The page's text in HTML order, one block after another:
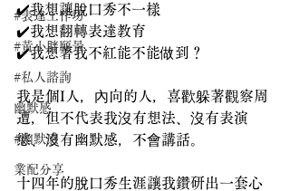
#表達工作坊
#黃小胖願景
#私人諮詢
幽默感
#幽默感
業配分享
✔️我想讓脫口秀不一樣
✔️我想翻轉表達教育
✔️我想著我不紅能不能做到？
我是個I人，內向的人，喜歡躲著觀察周
遭，但不代表我沒有想法、沒有表演
慾、沒有幽默感，不會講話。
十四年的脫口秀生涯讓我鑽研出一套心